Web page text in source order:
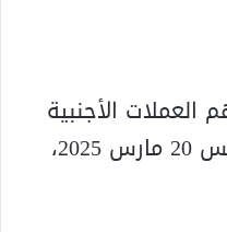
الأجنبية
مقابل الدرهم، اليوم الخميس 20 مارس 2025،